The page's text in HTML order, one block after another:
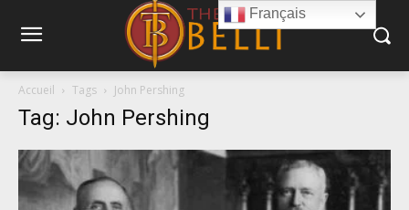
Accueil Tags John Pershing
Tag: John Pershing
Français